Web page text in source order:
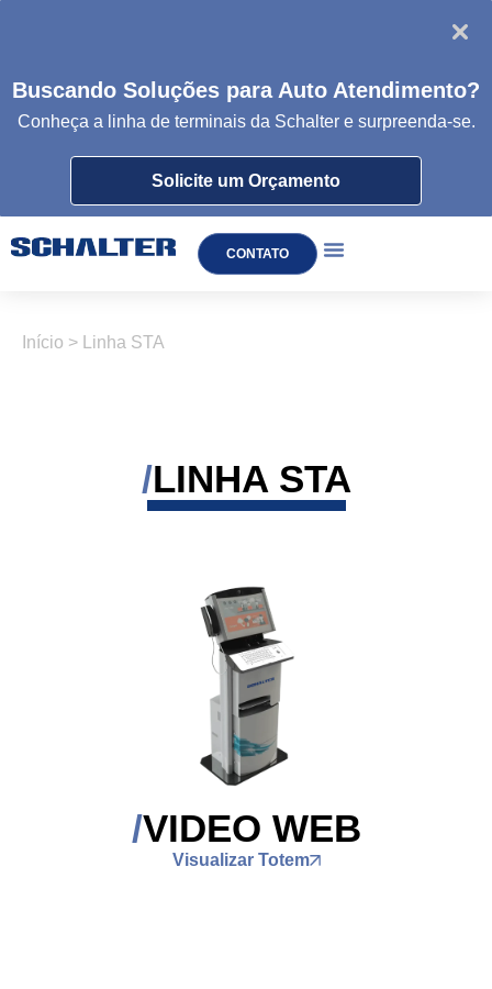
Buscando Soluções para Auto Atendimento?
Conheça a linha de terminais da Schalter e surpreenda-se.
Solicite um Orçamento
CONTATO
Início > Linha STA
LINHA STA
VIDEO WEB
Visualizar Totem